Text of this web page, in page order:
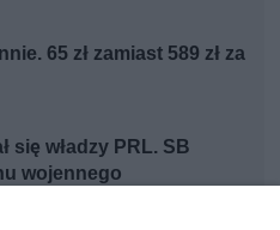
65 zł zamiast 589 zł za
się władzy PRL. SB
wojennego